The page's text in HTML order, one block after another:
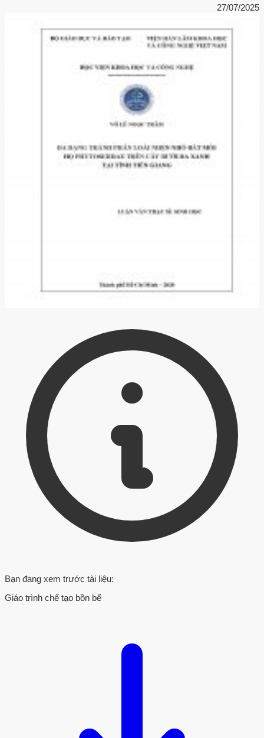
27/07/2025
Bạn đang xem trước tài liệu:
Giáo trình chế tạo bồn bể